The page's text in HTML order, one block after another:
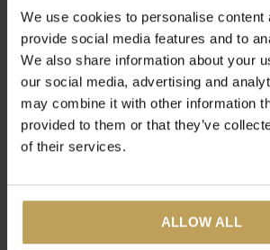
We use cookies to personalise content
provide social media features and to
We also share information about your
our social media, advertising and
may combine it with other information
provided to them or that they’ve
of their services.
ALLOW ALL